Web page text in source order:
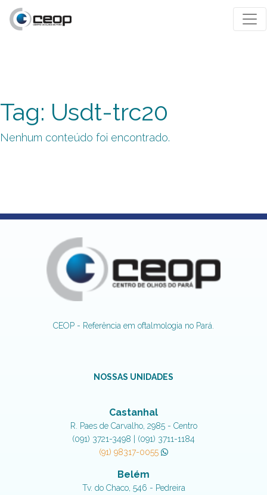
Tag: Usdt-trc20
Nenhum conteúdo foi encontrado.
CEOP - Referência em oftalmologia no Pará.
NOSSAS UNIDADES
Castanhal
R. Paes de Carvalho, 2985 - Centro
(091) 3721-3498 | (091) 3711-1184
(91) 98317-0055
Belém
Tv. do Chaco, 546 - Pedreira